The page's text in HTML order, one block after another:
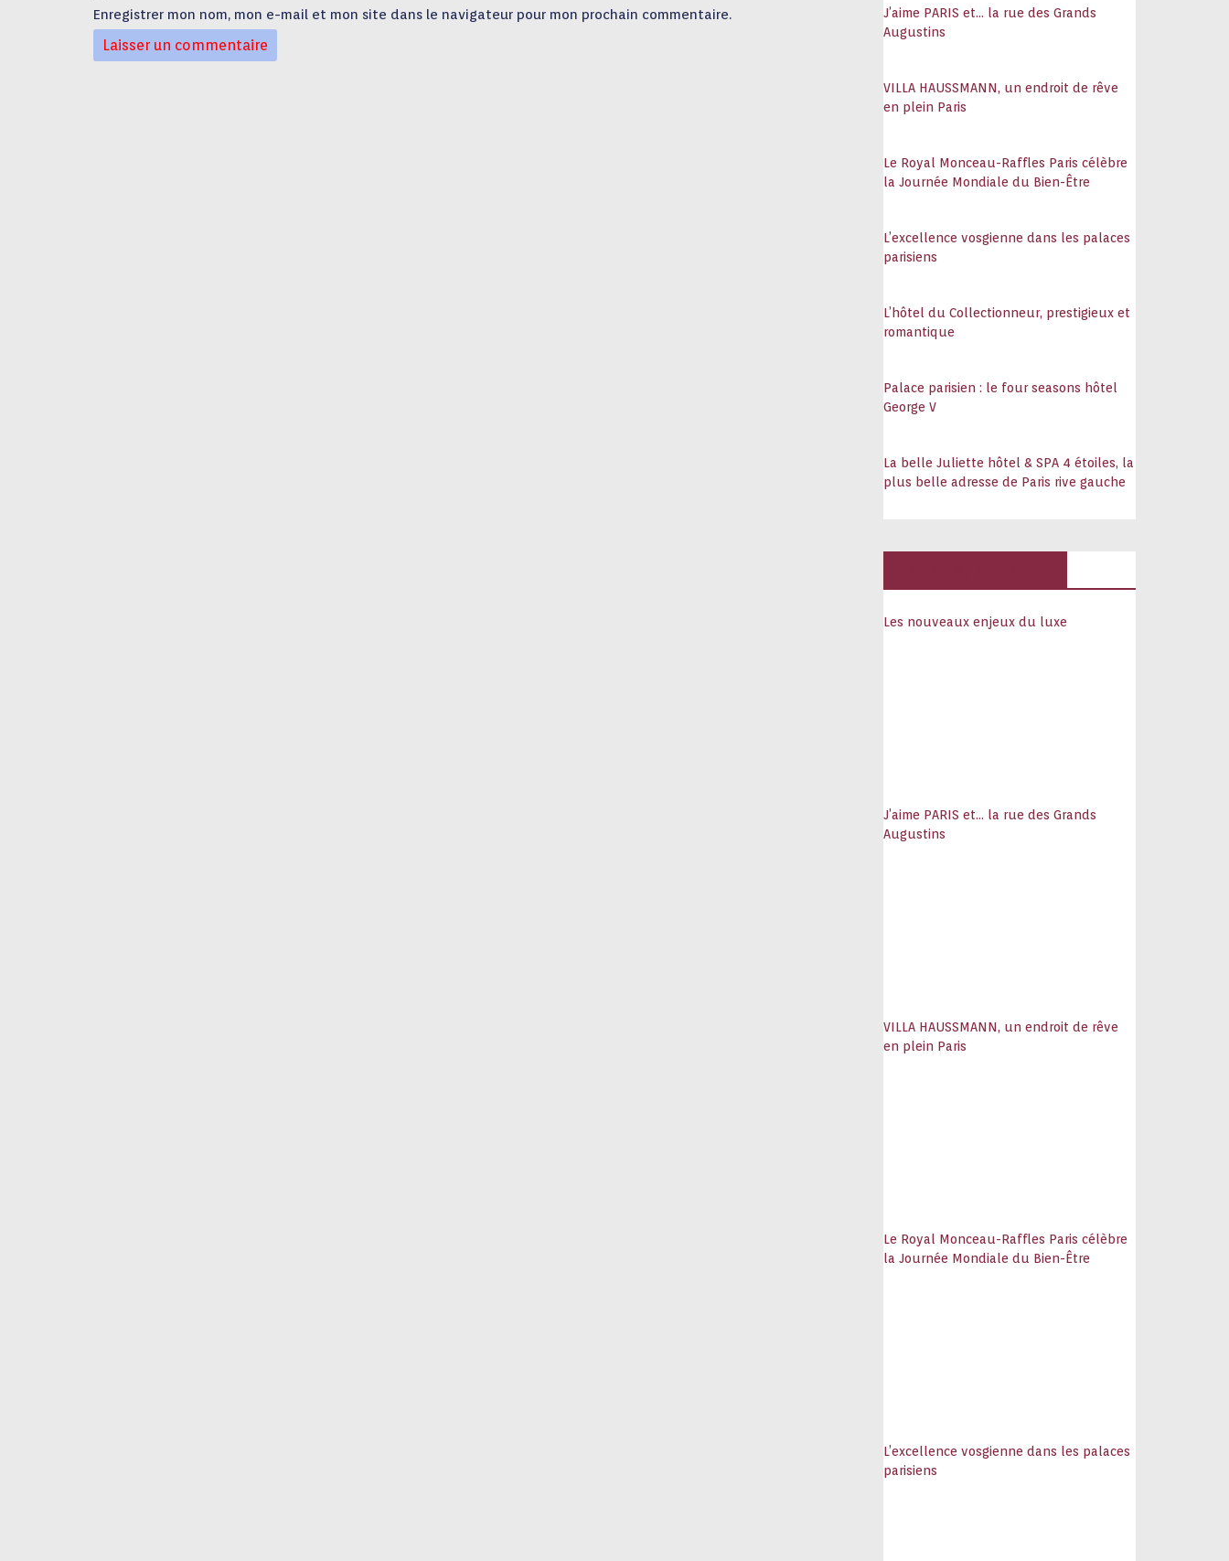
Enregistrer mon nom, mon e-mail et mon site dans le navigateur pour mon prochain commentaire.
J’aime PARIS et… la rue des Grands
Augustins
VILLA HAUSSMANN, un endroit de rêve
en plein Paris
Le Royal Monceau-Raffles Paris célèbre
la Journée Mondiale du Bien-Être
L’excellence vosgienne dans les palaces
parisiens
L’hôtel du Collectionneur, prestigieux et
romantique
Palace parisien : le four seasons hôtel
George V
La belle Juliette hôtel & SPA 4 étoiles, la
plus belle adresse de Paris rive gauche
Les nouveaux enjeux du luxe
J’aime PARIS et… la rue des Grands
Augustins
VILLA HAUSSMANN, un endroit de rêve
en plein Paris
Le Royal Monceau-Raffles Paris célèbre
la Journée Mondiale du Bien-Être
L’excellence vosgienne dans les palaces
parisiens